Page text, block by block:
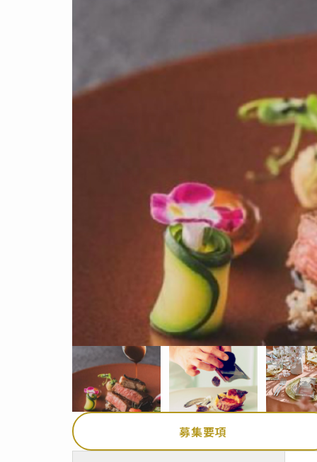
募集要項